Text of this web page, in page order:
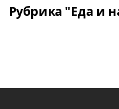
Рубрика "Еда и